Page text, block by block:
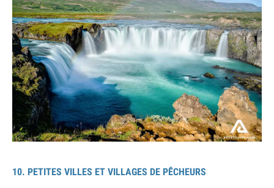
10. PETITES VILLES ET VILLAGES DE PÊCHEURS